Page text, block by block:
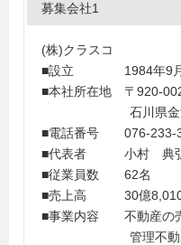
募集会社1
(株)クラスコ
■設立 1984年9
■本社所在地 〒920-
石川県金沢市
■電話番号 076-233-
■代表者 小村 典
■従業員数 62名
■売上高 30億8,010万
■事業内容 不動産の売
管理不動産の営